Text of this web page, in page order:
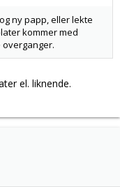
ny papp, eller lekte
kommer med
el. liknende.